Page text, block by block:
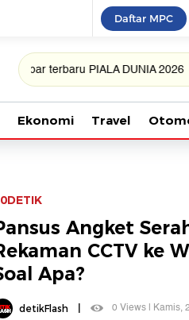
Daftar MPC
terbaru PIALA DUNIA 2026
Ekonomi Travel
Angket
CCTV ke
Apa?
detikFlash| 0 Views | Kamis,